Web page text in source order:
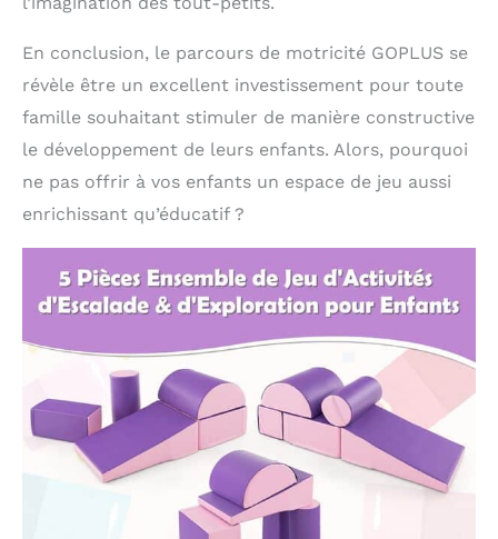
En conclusion, le parcours de motricité GOPLUS se
révèle être un excellent investissement pour toute
famille souhaitant stimuler de manière constructive
le développement de leurs enfants. Alors, pourquoi
ne pas offrir à vos enfants un espace de jeu aussi
enrichissant qu’éducatif ?